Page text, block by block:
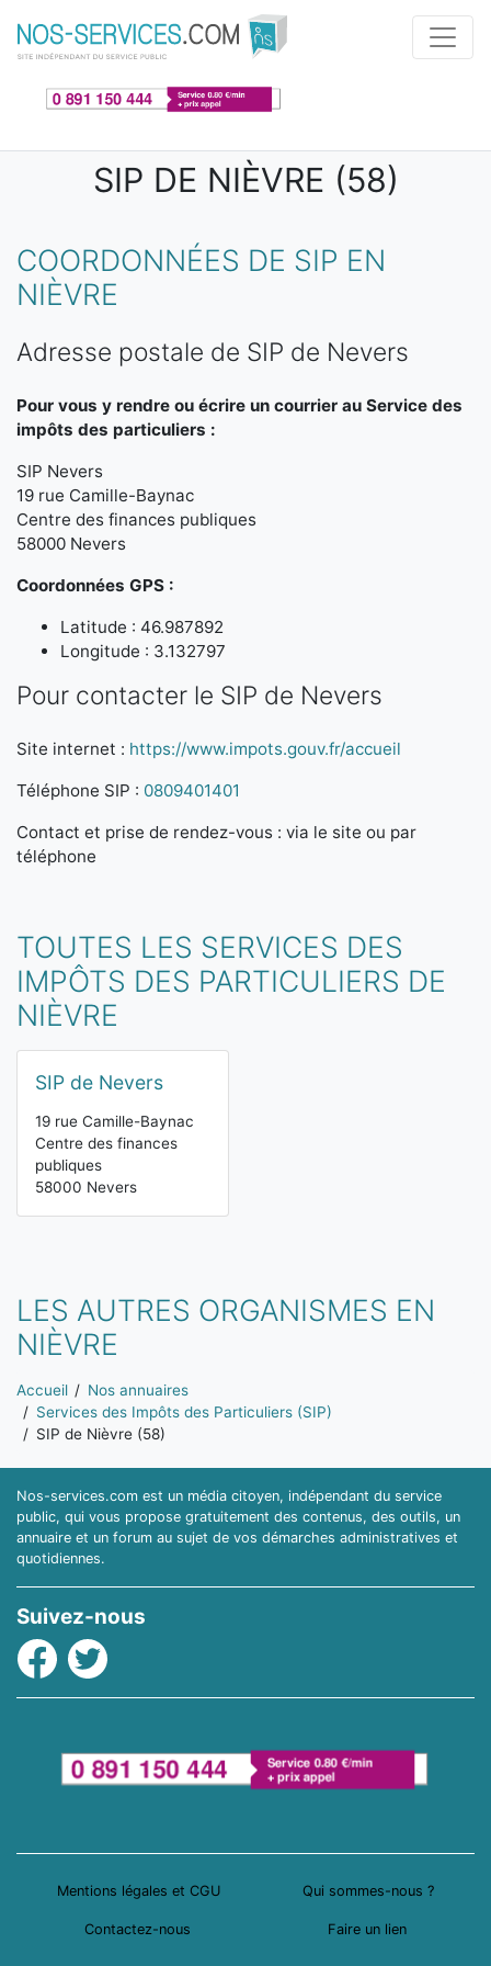
Aller au contenu principal
SIP DE NIÈVRE (58)
COORDONNÉES DE SIP EN
NIÈVRE
Adresse postale de SIP de Nevers
Pour vous y rendre ou écrire un courrier au Service des
impôts des particuliers :
SIP Nevers
19 rue Camille-Baynac
Centre des finances publiques
58000 Nevers
Coordonnées GPS :
Latitude : 46.987892
Longitude : 3.132797
Pour contacter le SIP de Nevers
Site internet : https://www.impots.gouv.fr/accueil
Téléphone SIP : 0809401401
Contact et prise de rendez-vous : via le site ou par
téléphone
TOUTES LES SERVICES DES
IMPÔTS DES PARTICULIERS DE
NIÈVRE
SIP de Nevers
19 rue Camille-Baynac
Centre des finances
publiques
58000 Nevers
LES AUTRES ORGANISMES EN
NIÈVRE
Vous êtes ici:
Accueil
Nos annuaires
Services des Impôts des Particuliers (SIP)
SIP de Nièvre (58)
Nos-services.com est un média citoyen, indépendant du service
public, qui vous propose gratuitement des contenus, des outils, un
annuaire et un forum au sujet de vos démarches administratives et
quotidiennes.
Suivez-nous
Facebook
Twitter
Mentions légales et CGU Qui sommes-nous ?
Contactez-nous Faire un lien